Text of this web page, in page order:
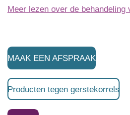
Meer lezen over de behandeling
MAAK EEN AFSPRAAK
Producten tegen gerstekorrels